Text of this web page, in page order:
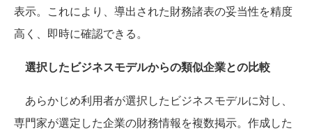
表示。これにより、導出された財務諸表の妥当性を精度
高く、即時に確認できる。
選択したビジネスモデルからの類似企業との比較
あらかじめ利用者が選択したビジネスモデルに対し、
専門家が選定した企業の財務情報を複数掲示。作成した